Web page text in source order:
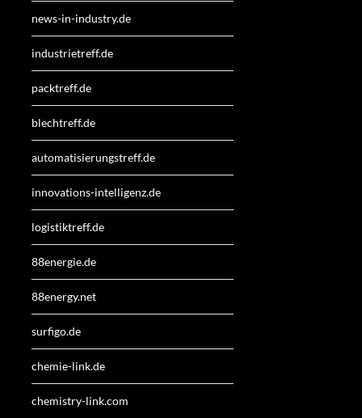
news-in-industry.de
industrietreff.de
packtreff.de
blechtreff.de
automatisierungstreff.de
innovations-intelligenz.de
logistiktreff.de
88energie.de
88energy.net
surfigo.de
chemie-link.de
chemistry-link.com